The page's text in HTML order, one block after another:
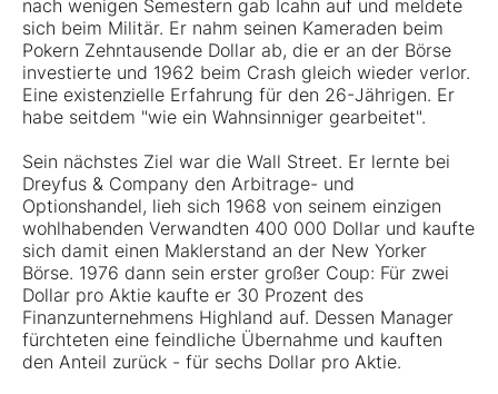
nach wenigen Semestern gab Icahn auf und meldete
sich beim Militär. Er nahm seinen Kameraden beim
Pokern Zehntausende Dollar ab, die er an der Börse
investierte und 1962 beim Crash gleich wieder verlor.
Eine existenzielle Erfahrung für den 26-Jährigen. Er
habe seitdem "wie ein Wahnsinniger gearbeitet".
Sein nächstes Ziel war die Wall Street. Er lernte bei
Dreyfus & Company den Arbitrage- und
Optionshandel, lieh sich 1968 von seinem einzigen
wohlhabenden Verwandten 400 000 Dollar und kaufte
sich damit einen Maklerstand an der New Yorker
Börse. 1976 dann sein erster großer Coup: Für zwei
Dollar pro Aktie kaufte er 30 Prozent des
Finanzunternehmens Highland auf. Dessen Manager
fürchteten eine feindliche Übernahme und kauften
den Anteil zurück - für sechs Dollar pro Aktie.